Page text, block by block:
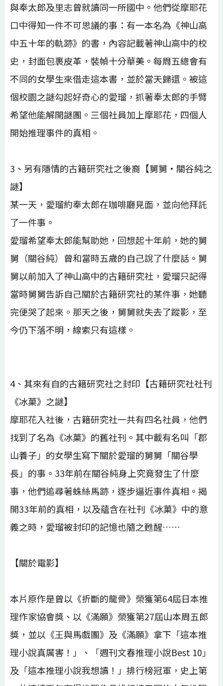
與奉太郎及里志曾就讀同一所國中。他們從摩耶花
口中得知一件不可思議的事：有一本名為《神山高
中五十年的軌跡》的書，內容記載著神山高中的校
史，封面包裹皮革，裝幀十分華美。每周五總會有
不同的女學生來借走這本書，並於當天歸還。被這
個校園之謎勾起好奇心的愛瑠，抓著奉太郎的手臂
希望他能解開謎團。三個社員加上摩耶花，四個人
開始推理事件的真相。
3、另有隱情的古籍研究社之後裔【舅舅•關谷純之
謎】
某一天，愛瑠約奉太郎在咖啡廳見面，並向他拜託
了一件事。
愛瑠希望奉太郎能幫助她，回想起十年前，她的舅
舅（關谷純）曾和當時五歲的自己說了什麼話。舅
舅以前加入了神山高中的古籍研究社，愛瑠只記得
當時舅舅告訴自己關於古籍研究社的某件事，她聽
完便哭了起來。那天之後，舅舅就失去了蹤影，至
今仍下落不明，線索只有這樣。
4、其來有自的古籍研究社之封印【古籍研究社社刊
《冰菓》之謎】
摩耶花入社後，古籍研究社一共有四名社員，他們
找到了名為《冰菓》的舊社刊。其中載有名叫「郡
山養子」的女學生寫下關於愛瑠的舅舅「關谷學
長」的事。33年前在關谷純身上究竟發生了什麼
事，他們追尋著蛛絲馬跡，逐步逼近事件真相。揭
開33年前的真相，以及蘊含在社刊《冰菓》中的意
義之時，愛瑠被封印的記憶也隨之甦醒……
【關於電影】
本片原作是曾以《折斷的龍骨》榮獲第64屆日本推
理作家協會獎、以《滿願》榮獲第27屆山本周五郎
獎，並以《王與馬戲團》及《滿願》拿下「這本推
理小說真厲害！」、「週刊文春推理小說Best 10」
及「這本推理小說我想讀！」排行榜冠軍，史上第